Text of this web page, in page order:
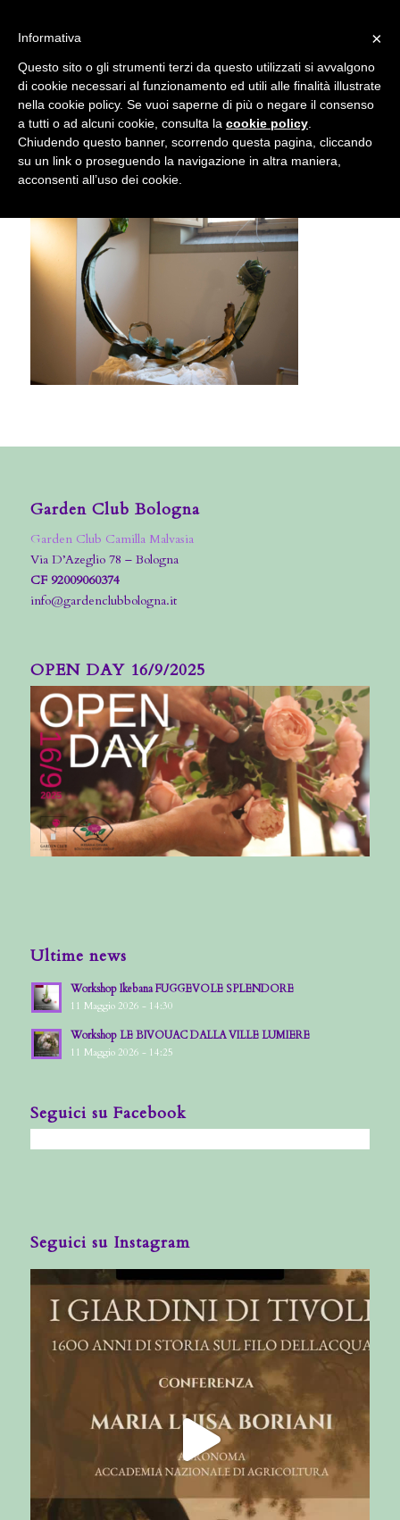
Mostra Feste d’inverno 2018
Garden Club Bologna
Garden Club Camilla Malvasia
Via D’Azeglio 78 – Bologna
CF 92009060374
info@gardenclubbologna.it
OPEN DAY 16/9/2025
Ultime news
Workshop Ikebana FUGGEVOLE SPLENDORE
11 Maggio 2026 - 14:30
Workshop LE BIVOUAC DALLA VILLE LUMIERE
11 Maggio 2026 - 14:25
Seguici su Facebook
Seguici su Instagram
accetta l'uso dei cookies previsto nella pagina dedicata.
Fai clic per abilitare/disabilitare il tracciamento di
Google Analytics.
OK Privacy e cookie policy
×
Informativa
Questo sito o gli strumenti terzi da questo utilizzati si avvalgono
di cookie necessari al funzionamento ed utili alle finalità illustrate
nella cookie policy. Se vuoi saperne di più o negare il consenso
a tutti o ad alcuni cookie, consulta la cookie policy
Chiudendo questo banner, scorrendo questa pagina, cliccando
su un link o proseguendo la navigazione in altra maniera,
acconsenti all’uso dei cookie.